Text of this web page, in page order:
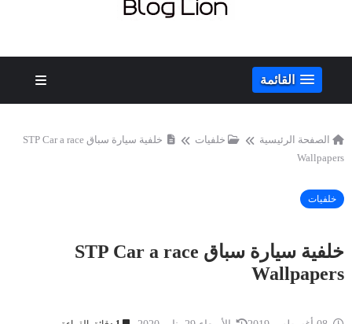
القائمة
الصفحة الرئيسية خلفيات
خلفية سيارة سباق STP Car a race
Wallpapers
خلفيات
خلفية سيارة سباق STP Car a race
Wallpapers